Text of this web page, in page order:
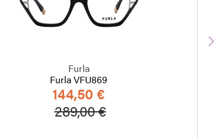
Furla
Furla VFU869
144,50 €
Hinta alennettu
289,00 €Alennettu hinta